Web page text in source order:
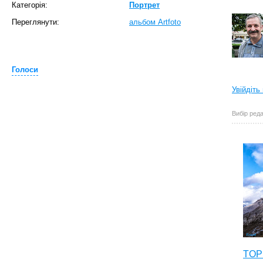
Категорія:
Портрет
Переглянути:
альбом Artfoto
Голоси
Вибір